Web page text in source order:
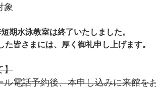
象
期水泳教室は終了いたしました。
皆さまには、厚く御礼申し上げます。
】
ル電話予約後、本申し込みに来館を